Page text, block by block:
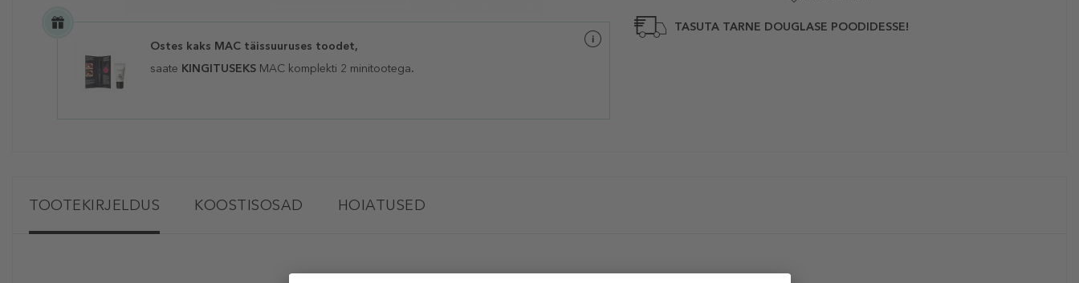
TASUTA TARNE DOUGLASE POODIDESSE!
Ostes kaks MAC täissuuruses toodet,
saate KINGITUSEKS MAC komplekti 2 minitootega.
TOOTEKIRJELDUS KOOSTISOSAD HOIATUSED